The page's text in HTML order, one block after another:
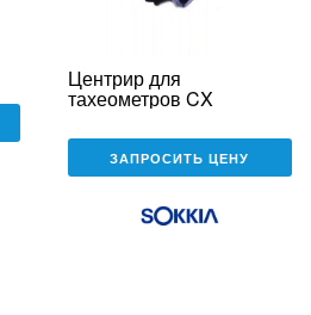
Центрир для
тахеометров CX
ЗАПРОСИТЬ ЦЕНУ